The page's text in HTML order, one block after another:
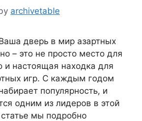
archivetable
дверь в мир азартных
– это не просто место для
и настоящая находка для
игр. С каждым годом
популярность, и
одним из лидеров в этой
мы подробно